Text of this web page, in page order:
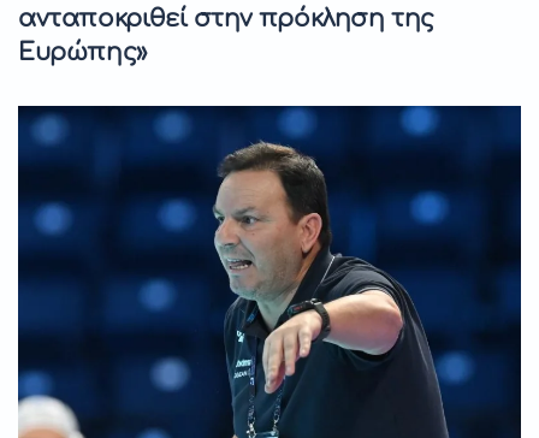
ανταποκριθεί στην πρόκληση της
Ευρώπης»